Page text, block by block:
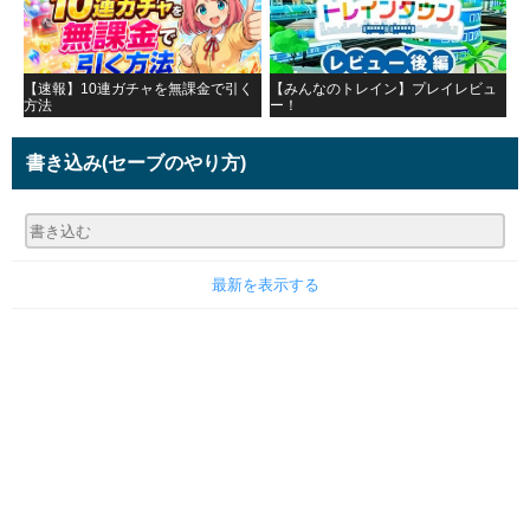
【速報】10連ガチャを無課金で引く
方法
【みんなのトレイン】プレイレビュ
ー！
書き込み(セーブのやり方)
最新を表示する